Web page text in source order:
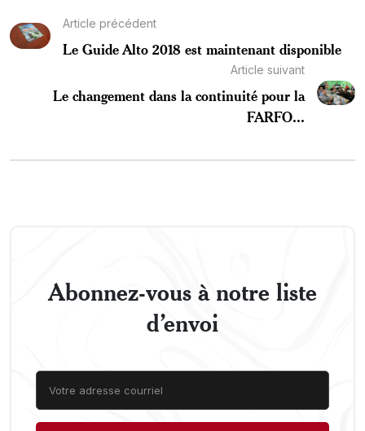
Article précédent
Le Guide Alto 2018 est maintenant disponible
Article suivant
Le changement dans la continuité pour la
FARFO...
Abonnez-vous à notre liste
d’envoi